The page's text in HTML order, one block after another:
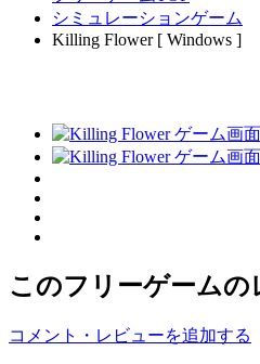
シミュレーションゲーム
Killing Flower [ Windows ]
このフリーゲームの
コメント・レビューを追加する